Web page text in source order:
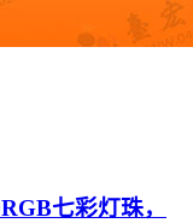
七彩灯珠，